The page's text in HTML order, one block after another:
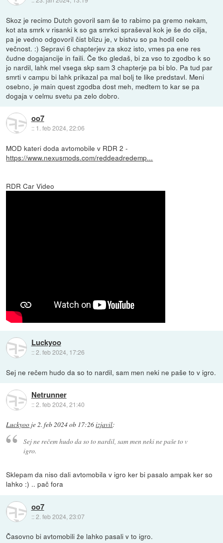
Skoz je recimo Dutch govoril sam še to rabimo pa gremo nekam,
kot ata smrk v risanki k so ga smrkci spraševal kok je še do cilja,
pa je vedno odgovoril čist blizu je, v bistvu so pa hodil celo
večnost. :) Sepravi 6 chapterjev za skoz isto, vmes pa ene res
čudne dogajancije in faili. Če tko gledaš, bi za vso to zgodbo k so
jo nardil, lahk mel vsega skp sam 3 chapterje pa bi blo. Pa tud par
smrti v campu bi lahk prikazal pa mal bolj te like predstavl. Meni
osebno, je main quest zgodba dost meh, medtem to kar se pa
dogaja v celmu svetu pa zelo dobro.
oo7
:: 1. feb 2024, 22:06
MOD kateri doda avtomobile v RDR 2 -
https://www.nexusmods.com/reddeadredemp...
RDR Car Video
Luckyoo
::2. feb 2024, 17:26
Sej ne rečem hudo da so to nardil, sam men neki ne paše to v igro.
Netrunner
::2. feb 2024, 21:40
Luckyoo je2. feb 2024 ob 17:26izjavil:
Sej ne rečem hudo da so to nardil, sam men neki ne paše to v
igro.
Sklepam da niso dali avtomobila v igro ker bi pasalo ampak ker so
lahko :) .. pač fora
oo7
::2. feb 2024, 23:07
Časovno bi avtomobili že lahko pasali v to igro.